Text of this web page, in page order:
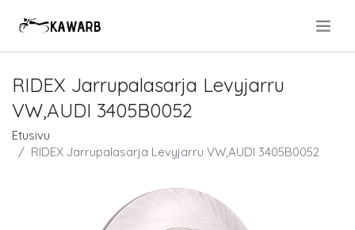
RIDEX Jarrupalasarja Levyjarru
VW,AUDI 3405B0052
Etusivu
RIDEX Jarrupalasarja Levyjarru VW,AUDI 3405B0052